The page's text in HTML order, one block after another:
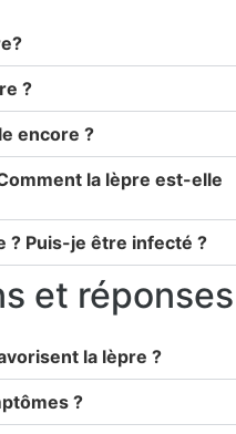
?
encore ?
la lèpre est-elle
? Puis-je être infecté ?
et réponses
la lèpre ?
?